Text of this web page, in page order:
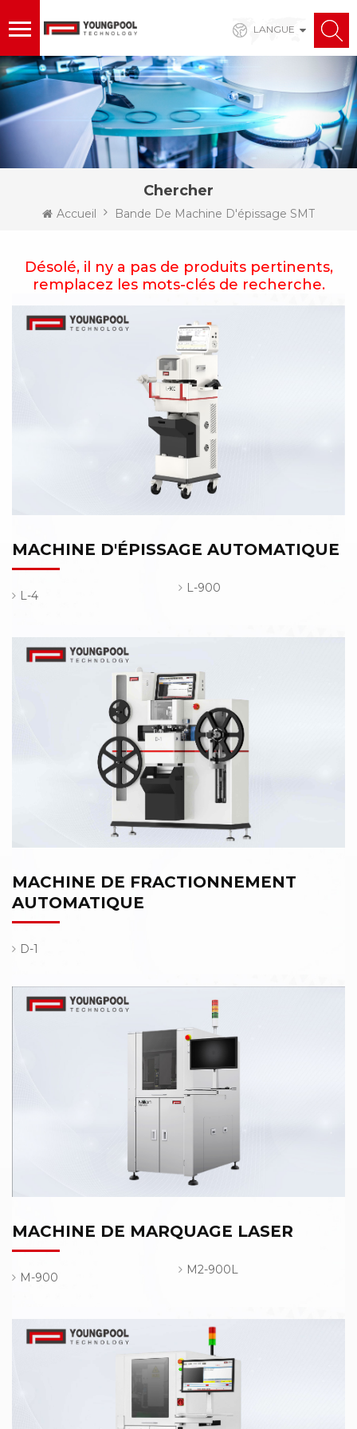
LANGUE
Chercher
Accueil Bande De Machine D'épissage SMT
Désolé, il ny a pas de produits pertinents,
remplacez les mots-clés de recherche.
MACHINE D'ÉPISSAGE AUTOMATIQUE
L-4
L-900
MACHINE DE FRACTIONNEMENT
AUTOMATIQUE
D-1
MACHINE DE MARQUAGE LASER
M-900
M2-900L